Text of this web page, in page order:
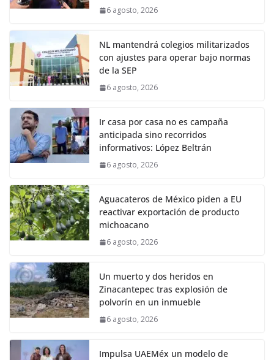
6 agosto, 2026
NL mantendrá colegios militarizados
con ajustes para operar bajo normas
de la SEP
6 agosto, 2026
Ir casa por casa no es campaña
anticipada sino recorridos
informativos: López Beltrán
6 agosto, 2026
Aguacateros de México piden a EU
reactivar exportación de producto
michoacano
6 agosto, 2026
Un muerto y dos heridos en
Zinacantepec tras explosión de
polvorín en un inmueble
6 agosto, 2026
Impulsa UAEMéx un modelo de